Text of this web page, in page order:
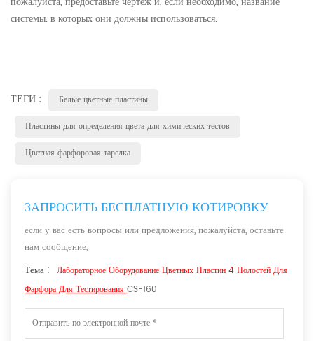
системы. в которых они должны использоваться.
ТЕГИ :
Белые цветные пластины
Пластины для определения цвета для химических тестов
Цветная фарфоровая тарелка
ЗАПРОСИТЬ БЕСПЛАТНУЮ КОТИРОВКУ
если у вас есть вопросы или предложения, пожалуйста, оставьте
нам сообщение,
Тема : Лабораторное Оборудование Цветных Пластин 4 Полостей Для
Фарфора Для ТестированияCS-160